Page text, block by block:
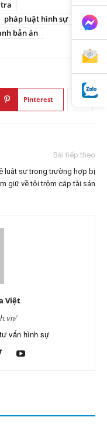
tra
pháp luật hình sự
bản án
Pinterest
Bài tiếp theo
luật sư trong trường hợp bị
giữ về tội trộm cắp tài sản
Việt
vấn hình sự